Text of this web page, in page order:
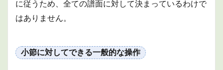
小節
は
小節
線に
に従うため、全ての譜面に対して決まっているわけで
はありません。
小節に対してできる一般的な操作